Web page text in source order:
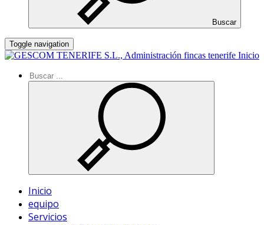
Buscar
Toggle navigation
Inicio
Inicio
equipo
Servicios